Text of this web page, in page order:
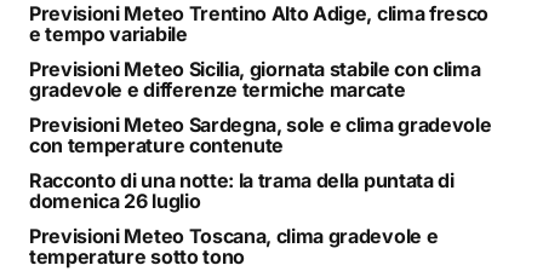
Previsioni Meteo Trentino Alto Adige, clima fresco
e tempo variabile
Previsioni Meteo Sicilia, giornata stabile con clima
gradevole e differenze termiche marcate
Previsioni Meteo Sardegna, sole e clima gradevole
con temperature contenute
Racconto di una notte: la trama della puntata di
domenica 26 luglio
Previsioni Meteo Toscana, clima gradevole e
temperature sotto tono